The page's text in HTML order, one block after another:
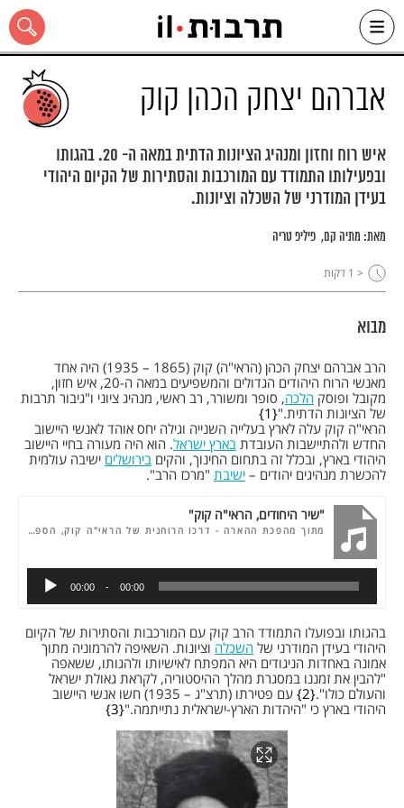
Skip
content
כל האתר
אברהם יצחק הכהן קוק
איש רוח וחזון ומנהיג הציונות הדתית במאה ה- 20. בהגותו
ובפעילותו התמודד עם המורכבות והסתירות של הקיום היהודי
בעידן המודרני של השכלה וציונות.
מאת: מתיה קם פיליפ טריה
< 1 דקות
מבוא
הרב אברהם יצחק הכהן (הראי"ה) קוק (1865 – 1935) היה אחד
מאנשי הרוח היהודים הגדולים והמשפיעים במאה ה-20, איש חזון,
מקובל ופוסק הלכה, סופר ומשורר, רב ראשי, מנהיג ציוני ו"גיבור תרבות
של הציונות הדתית." 1
הראי"ה קוק עלה לארץ בעלייה השנייה וגילה יחס אוהד לאנשי היישוב
החדש ולהתיישבות העובדת בארץ ישראל. הוא היה מעורה בחיי היישוב
היהודי בארץ, ובכלל זה בתחום החינוך, והקים בירושלים ישיבה עולמית
להכשרת מנהיגים יהודים – ישיבת "מרכז הרב".
"שיר היחודים, הראי"ה קוק"
מתוך מהפכת ההארה - דרכו הרוחנית של הראי"ה קוק, הספריה הציונית, תשס"ה
00:00
00:00
בהגותו ובפועלו התמודד הרב קוק עם המורכבות והסתירות של הקיום
היהודי בעידן המודרני של השכלה וציונות. השאיפה להרמוניה מתוך
אמונה באחדות הניגודים היא המפתח לאישיותו ולהגותו, ששאפה
"להבין את זמננו במסגרת מהלך ההיסטוריה, לקראת גאולת ישראל
והעולם כולו". 2
עם פטירתו (תרצ"ג – 1935) חשו אנשי היישוב
היהודי בארץ כי "היהדות הארץ-ישראלית נתייתמה." 3